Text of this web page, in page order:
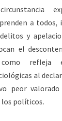
a todos,
y
el
refleja
al
peor
los políticos.